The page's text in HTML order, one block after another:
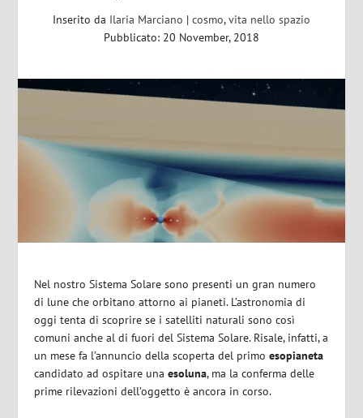
Inserito da Ilaria Marciano | cosmo,vita nello spazio
Pubblicato: 20 November, 2018
Nel nostro Sistema Solare sono presenti un gran numero
di lune che orbitano attorno ai pianeti. L’astronomia di
oggi tenta di scoprire se i satelliti naturali sono così
comuni anche al di fuori del Sistema Solare. Risale, infatti, a
un mese fa l’annuncio della scoperta del primoesopianeta
candidato ad ospitare unaesoluna, ma la conferma delle
prime rilevazioni dell’oggetto è ancora in corso.